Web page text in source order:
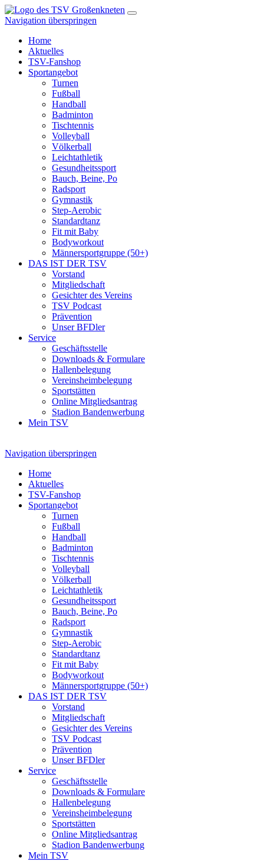
Navigation überspringen
Home
Aktuelles
TSV-Fanshop
Sportangebot
Turnen
Fußball
Handball
Badminton
Tischtennis
Volleyball
Völkerball
Leichtathletik
Gesundheitssport
Bauch, Beine, Po
Radsport
Gymnastik
Step-Aerobic
Standardtanz
Fit mit Baby
Bodyworkout
Männersportgruppe (50+)
DAS IST DER TSV
Vorstand
Mitgliedschaft
Gesichter des Vereins
TSV Podcast
Prävention
Unser BFDler
Service
Geschäftsstelle
Downloads & Formulare
Hallenbelegung
Vereinsheimbelegung
Sportstätten
Online Mitgliedsantrag
Stadion Bandenwerbung
Mein TSV
Navigation überspringen
Home
Aktuelles
TSV-Fanshop
Sportangebot
Turnen
Fußball
Handball
Badminton
Tischtennis
Volleyball
Völkerball
Leichtathletik
Gesundheitssport
Bauch, Beine, Po
Radsport
Gymnastik
Step-Aerobic
Standardtanz
Fit mit Baby
Bodyworkout
Männersportgruppe (50+)
DAS IST DER TSV
Vorstand
Mitgliedschaft
Gesichter des Vereins
TSV Podcast
Prävention
Unser BFDler
Service
Geschäftsstelle
Downloads & Formulare
Hallenbelegung
Vereinsheimbelegung
Sportstätten
Online Mitgliedsantrag
Stadion Bandenwerbung
Mein TSV